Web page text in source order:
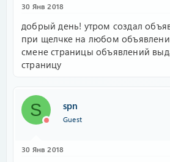
30 Янв 2018
добрый день! утром создал
при щелчке на любом
смене страницы объявлений
страницу
S spn
Guest
30 Янв 2018